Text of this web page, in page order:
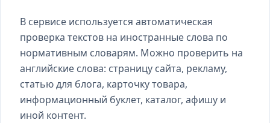
В сервисе используется автоматическая
проверка текстов на иностранные слова по
нормативным словарям. Можно проверить на
английские слова: страницу сайта, рекламу,
статью для блога, карточку товара,
информационный буклет, каталог, афишу и
иной контент.